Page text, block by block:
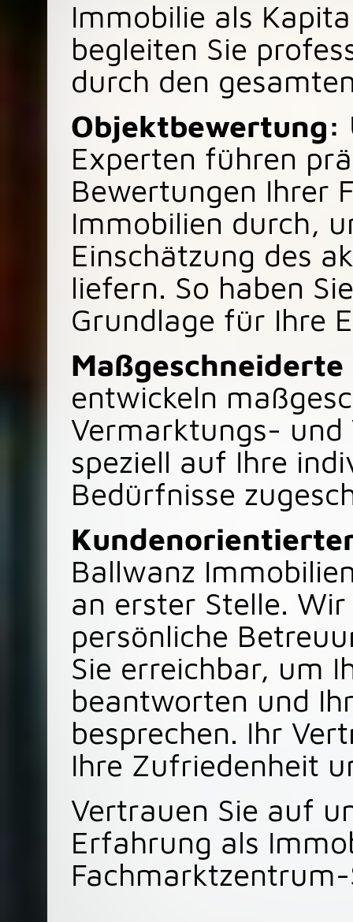
Immobilie als
begleiten Sie
durch den
Objektbewertung:
Experten führen
Bewertungen Ihrer
Immobilien durch,
Einschätzung des
liefern. So haben
Grundlage für Ihre
entwickeln
Vermarktungs-
speziell auf Ihre
Bedürfnisse
Ballwanz
an erster Stelle.
persönliche
Sie erreichbar, um
beantworten und
besprechen. Ihr
Ihre Zufriedenheit
Vertrauen Sie auf
Erfahrung als